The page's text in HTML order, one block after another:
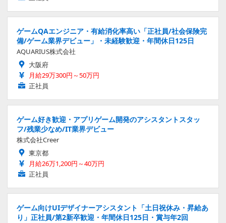
ゲームQAエンジニア・有給消化率高い「正社員/社会保険完
備/ゲーム業界デビュー」・未経験歓迎・年間休日125日
AQUARIUS株式会社
大阪府
月給29万300円～50万円
正社員
ゲーム好き歓迎・アプリゲーム開発のアシスタントスタッ
フ/残業少なめ/IT業界デビュー
株式会社Creer
東京都
月給26万1,200円～40万円
正社員
ゲーム向けUIデザイナーアシスタント「土日祝休み・昇給あ
り」正社員/第2新卒歓迎・年間休日125日・賞与年2回